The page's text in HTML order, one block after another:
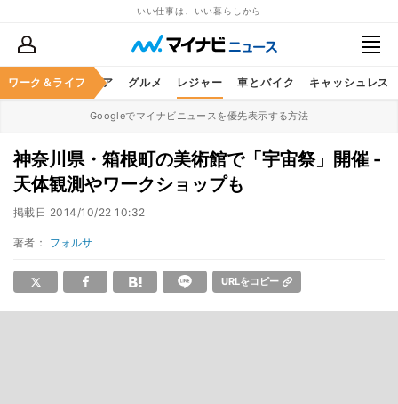
いい仕事は、いい暮らしから
ワーク＆ライフ
暮らし ヘルスケア グルメ レジャー 車とバイク キャッシュレス
Googleでマイナビニュースを優先表示する方法
神奈川県・箱根町の美術館で「宇宙祭」開催 -
天体観測やワークショップも
掲載日 2014/10/22 10:32
著者： フォルサ
URLをコピー